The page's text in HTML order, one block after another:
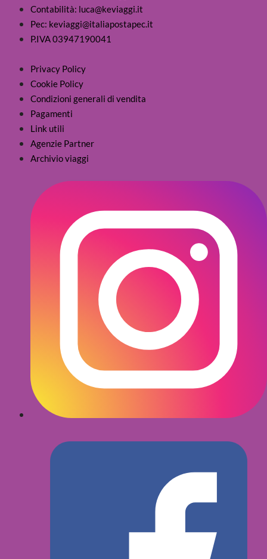
Contabilità: luca@keviaggi.it
Pec: keviaggi@italiapostapec.it
P.IVA 03947190041
Privacy Policy
Cookie Policy
Condizioni generali di vendita
Pagamenti
Link utili
Agenzie Partner
Archivio viaggi